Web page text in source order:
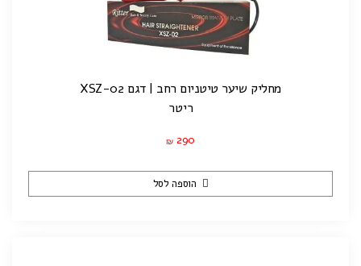
מחליק שיער טיטניום רחב | דגם XSZ-02
ריטר
₪ 290
הוספה לסל